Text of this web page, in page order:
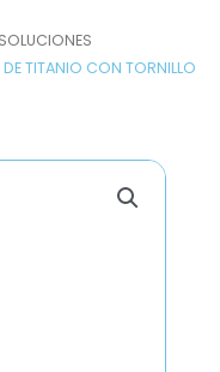
SOLUCIONES
DE TITANIO CON TORNILLO